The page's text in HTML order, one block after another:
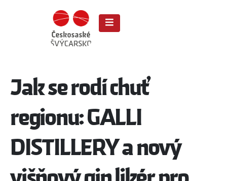
Jak se rodí chuť
regionu: GALLI
DISTILLERY a nový